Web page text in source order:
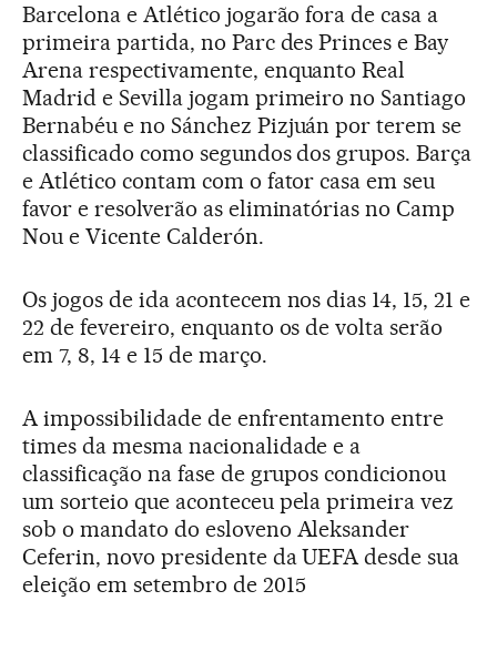
Barcelona e Atlético jogarão fora de casa a
primeira partida, no Parc des Princes e Bay
Arena respectivamente, enquanto Real
Madrid e Sevilla jogam primeiro no Santiago
Bernabéu e no Sánchez Pizjuán por terem se
classificado como segundos dos grupos. Barça
e Atlético contam com o fator casa em seu
favor e resolverão as eliminatórias no Camp
Nou e Vicente Calderón.
Os jogos de ida acontecem nos dias 14, 15, 21 e
22 de fevereiro, enquanto os de volta serão
em 7, 8, 14 e 15 de março.
A impossibilidade de enfrentamento entre
times da mesma nacionalidade e a
classificação na fase de grupos condicionou
um sorteio que aconteceu pela primeira vez
sob o mandato do esloveno Aleksander
Ceferin, novo presidente da UEFA desde sua
eleição em setembro de 2015